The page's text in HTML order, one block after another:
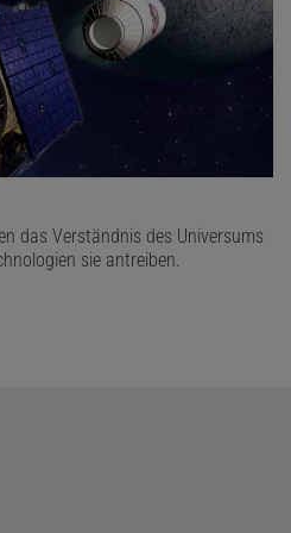
Vorgänger basiert und deutlich
liefert.
das Verständnis des Universums
sie antreiben.